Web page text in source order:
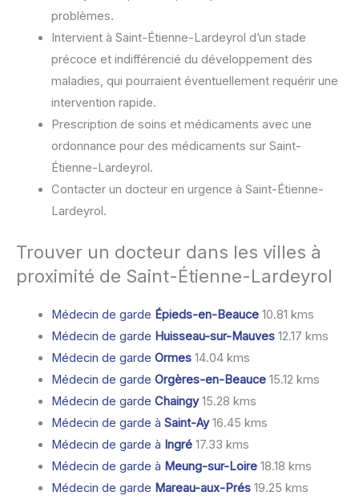
problèmes.
Intervient à Saint-Étienne-Lardeyrol d’un stade
précoce et indifférencié du développement des
maladies, qui pourraient éventuellement requérir une
intervention rapide.
Prescription de soins et médicaments avec une
ordonnance pour des médicaments sur Saint-
Étienne-Lardeyrol.
Contacter un docteur en urgence à Saint-Étienne-
Lardeyrol.
Trouver un docteur dans les villes à
proximité de Saint-Étienne-Lardeyrol
Médecin de garde Épieds-en-Beauce10.81 kms
Médecin de garde Huisseau-sur-Mauves12.17 kms
Médecin de garde Ormes14.04 kms
Médecin de garde Orgères-en-Beauce15.12 kms
Médecin de garde Chaingy15.28 kms
Médecin de garde à Saint-Ay16.45 kms
Médecin de garde à Ingré17.33 kms
Médecin de garde à Meung-sur-Loire18.18 kms
Médecin de garde Mareau-aux-Prés19.25 kms